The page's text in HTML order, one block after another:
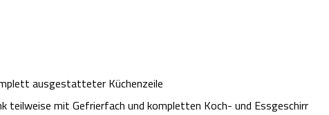
ausgestatteter Küchenzeile
teilweise mit Gefrierfach und kompletten Koch- und Essgeschirr